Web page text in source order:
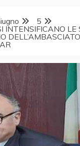
5
INTENSIFICANO